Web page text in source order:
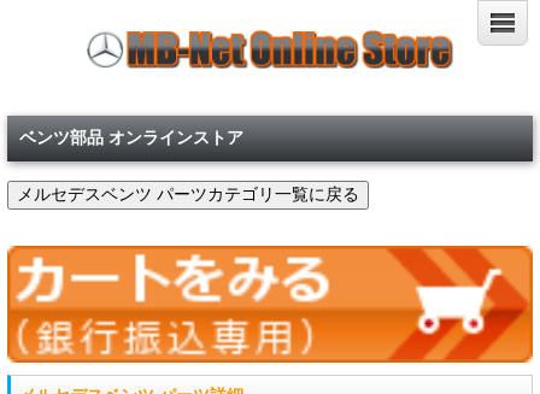
ベンツ部品 オンラインストア